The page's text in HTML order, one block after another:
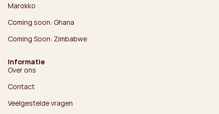
Marokko
Coming soon: Ghana
Coming Soon: Zimbabwe
Informatie
Over ons
Contact
Veelgestelde vragen